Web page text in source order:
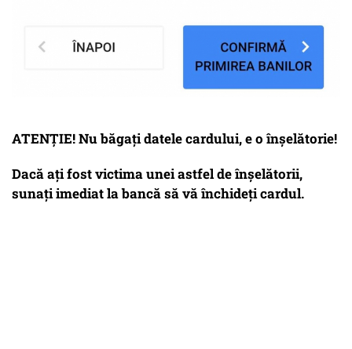
ATENȚIE! Nu băgați datele cardului, e o înșelătorie!
Dacă ați fost victima unei astfel de înșelătorii,
sunați imediat la bancă să vă închideți cardul.